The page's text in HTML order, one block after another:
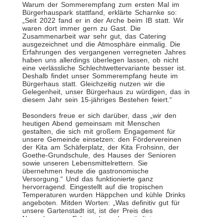
Warum der Sommerempfang zum ersten Mal im
Bürgerhauspark stattfand, erklärte Scharnke so:
„Seit 2022 fand er in der Arche beim IB statt. Wir
waren dort immer gern zu Gast. Die
Zusammenarbeit war sehr gut, das Catering
ausgezeichnet und die Atmosphäre einmalig. Die
Erfahrungen des vergangenen verregneten Jahres
haben uns allerdings überlegen lassen, ob nicht
eine verlässliche Schlechtwettervariante besser ist.
Deshalb findet unser Sommerempfang heute im
Bürgerhaus statt. Gleichzeitig nutzen wir die
Gelegenheit, unser Bürgerhaus zu würdigen, das in
diesem Jahr sein 15-jähriges Bestehen feiert.“
Besonders freue er sich darüber, dass „wir den
heutigen Abend gemeinsam mit Menschen
gestalten, die sich mit großem Engagement für
unsere Gemeinde einsetzen: den Fördervereinen
der Kita am Schäferplatz, der Kita Frohsinn, der
Goethe-Grundschule, des Hauses der Senioren
sowie unseren Lebensmittelrettern. Sie
übernehmen heute die gastronomische
Versorgung.“ Und das funktionierte ganz
hervorragend. Eingestellt auf die tropischen
Temperaturen wurden Häppchen und kühle Drinks
angeboten. Mitden Worten: „Was definitiv gut für
unsere Gartenstadt ist, ist der Preis des